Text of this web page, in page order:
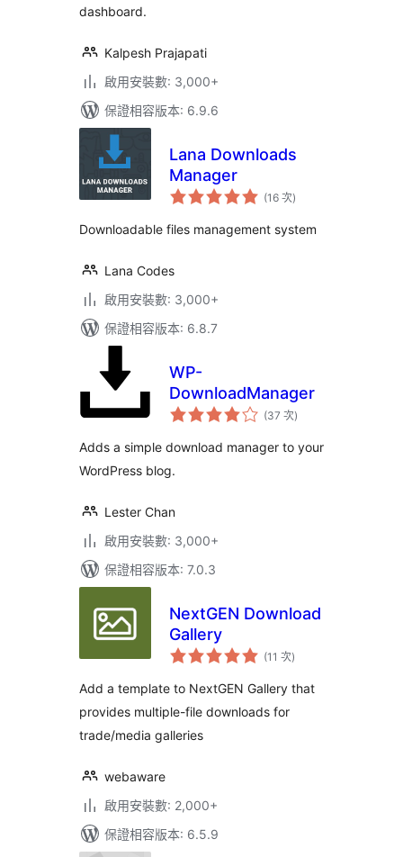
dashboard.
Kalpesh Prajapati
啟用安裝數: 3,000+
保證相容版本: 6.9.6
Lana Downloads
Manager
(16 次評
分
數
)
Downloadable files management system
Lana Codes
啟用安裝數: 3,000+
保證相容版本: 6.8.7
WP-
DownloadManager
(37 次評
分
數
)
Adds a simple download manager to your
WordPress blog.
Lester Chan
啟用安裝數: 3,000+
保證相容版本: 7.0.3
NextGEN Download
Gallery
(11 次評
分
數
)
Add a template to NextGEN Gallery that
provides multiple-file downloads for
trade/media galleries
webaware
啟用安裝數: 2,000+
保證相容版本: 6.5.9